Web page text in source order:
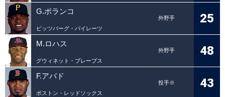
G.ポランコ
外野手
ピッツバーグ・パイレーツ
25
M.ロハス
外野手
グウィネット・ブレーブス
48
F.アバド
投手※
ボストン・レッドソックス
43